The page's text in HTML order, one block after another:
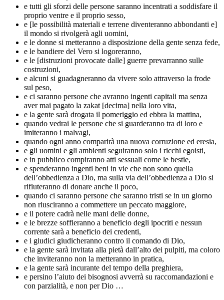
e tutti gli sforzi delle persone saranno incentrati a soddisfare il
proprio ventre e il proprio sesso,
e [le possibilità materiali e terrene diventeranno abbondanti e]
il mondo si rivolgerà agli uomini,
e le donne si metteranno a disposizione della gente senza fede,
e le bandiere del Vero si logoreranno,
e le [distruzioni provocate dalle] guerre prevarranno sulle
costruzioni,
e alcuni si guadagneranno da vivere solo attraverso la frode
sul peso,
e ci saranno persone che avranno ingenti capitali ma senza
aver mai pagato la zakat [decima] nella loro vita,
e la gente sarà drogata il pomeriggio ed ebbra la mattina,
quando vedrai le persone che si guarderanno tra di loro e
imiteranno i malvagi,
quando ogni anno comparirà una nuova corruzione ed eresia,
e gli uomini e gli ambienti seguiranno solo i ricchi egoisti,
e in pubblico compiranno atti sessuali come le bestie,
e spenderanno ingenti beni in vie che non sono quella
dell’obbedienza a Dio, ma sulla via dell’obbedienza a Dio si
rifiuteranno di donare anche il poco,
quando ci saranno persone che saranno tristi se in un giorno
non riusciranno a commettere un peccato maggiore,
e il potere cadrà nelle mani delle donne,
e le brezze soffieranno a beneficio degli ipocriti e nessun
corrente sarà a beneficio dei credenti,
e i giudici giudicheranno contro il comando di Dio,
e la gente sarà invitata alla pietà dall’alto dei pulpiti, ma coloro
che inviteranno non la metteranno in pratica,
e la gente sarà incurante del tempo della preghiera,
e persino l’aiuto dei bisognosi avverrà su raccomandazioni e
con parzialità, e non per Dio …